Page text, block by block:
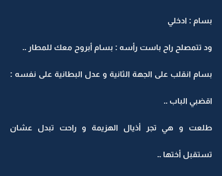
بسام : ادخلي
ود تتمصلح راح باست رأسه : بسام أبروح معك للمطار ..
بسام انقلب على الجهة الثانية و عدل البطانية على نفسه :
اقضبي الباب ..
طلعت و هي تجر أذيال الهزيمة و راحت تبدل عشان
تستقبل أختها ..